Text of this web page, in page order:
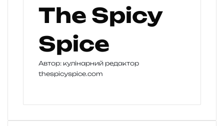
The Spicy
Spice
Автор: кулінарний редактор
thespicyspice.com
b